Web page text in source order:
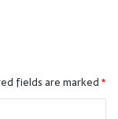
fields are marked*